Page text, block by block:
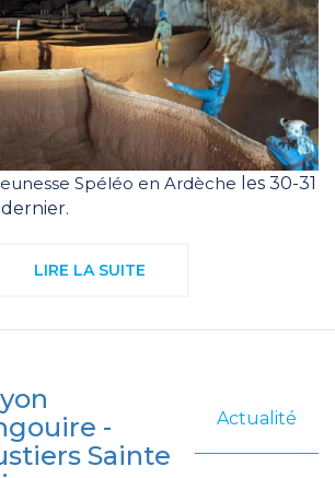
Spéléo en Ardèche les 30-31
LIRE LA SUITE
Actualité
-
Sainte